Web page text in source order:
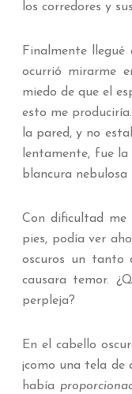
los corredores y
Finalmente
ocurrió mirarme
miedo de que el
esto me
la pared, y no
lentamente, fue
blancura nebulosa
Con dificultad me
pies, podía ver
oscuros un tanto
causara temor.
perpleja?
En el cabello
¡como una tela
había